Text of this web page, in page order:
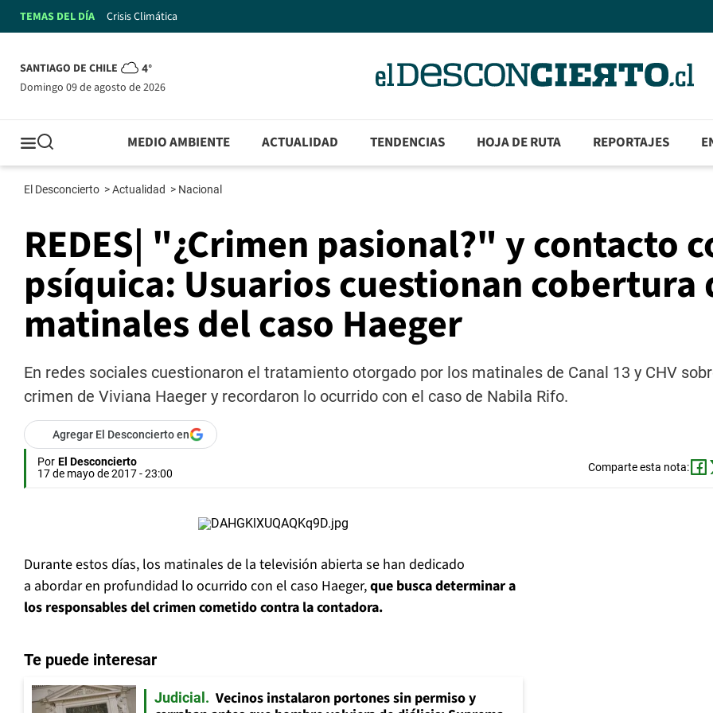
TEMAS DEL DÍA Crisis Climática
SANTIAGO DE CHILE 4°
domingo 09 de agosto de 2026
MEDIO AMBIENTE ACTUALIDAD TENDENCIAS HOJA DE RUTA REPORTAJES
El Desconcierto >Actualidad > Nacional
REDES| "¿Crimen pasional?" y contacto
psíquica: Usuarios cuestionan cobertura
matinales del caso Haeger
En redes sociales cuestionaron el tratamiento otorgado por los matinales de Canal 13 y CHV
crimen de Viviana Haeger y recordaron lo ocurrido con el caso de Nabila Rifo.
Agregar El Desconcierto en
Por El Desconcierto
17 de mayo de 2017 - 23:00
Comparte esta nota:
Durante estos días, los matinales de la televisión abierta se han dedicado
a abordar en profundidad lo ocurrido con el caso Haeger,que busca determinar a
los responsables del crimen cometido contra la contadora.
Te puede interesar
Judicial
Vecinos instalaron portones sin permiso y